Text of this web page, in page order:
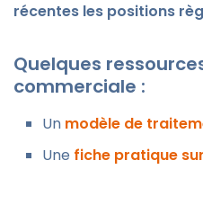
récentes les positions
Quelques
commerciale :
Un modèle de
Une fiche pratique